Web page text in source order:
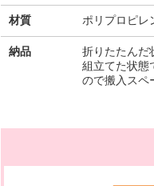
材質 ポリプロピレ
納品
折りたたんだ
組立てた状態
ので搬入スペ